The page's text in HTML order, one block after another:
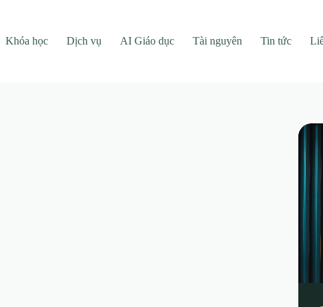
Khóa học Dịch vụ AI Giáo dục Tài nguyên Tin tức